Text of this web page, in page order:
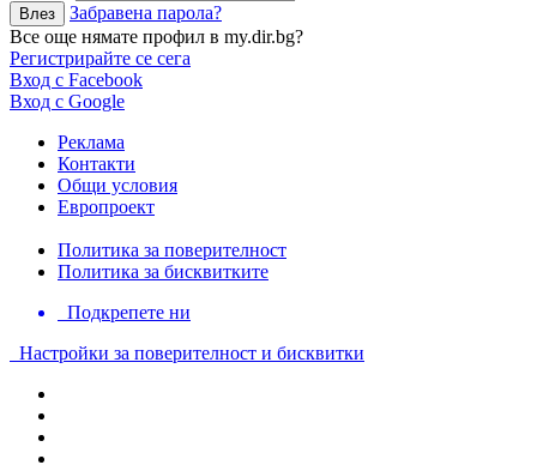
Забравена парола?
Все още нямате профил в my.dir.bg?
Регистрирайте се сега
Вход с Facebook
Вход с Google
Реклама
Контакти
Общи условия
Европроект
Политика за поверителност
Политика за бисквитките
Подкрепете ни
Настройки за поверителност и бисквитки